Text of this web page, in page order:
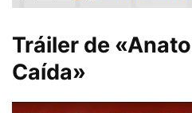
Tráiler de
Caída»